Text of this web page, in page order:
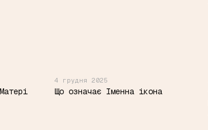
4 грудня 2025
Що означає Іменна ікона